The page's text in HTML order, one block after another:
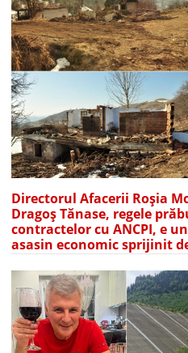
Directorul Afacerii Roșia
Dragoș Tănase, regele
contractelor cu ANCPI, e
asasin economic sprijinit